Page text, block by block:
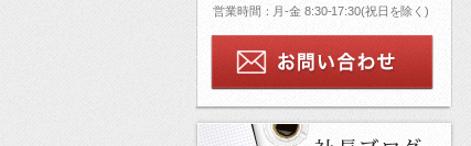
営業時間：月-金 8:30-17:30(祝日を除く)